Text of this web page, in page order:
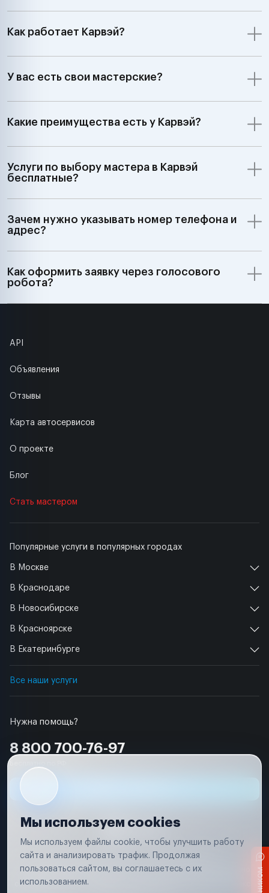
Как работает Карвэй?
У вас есть свои мастерские?
Какие преимущества есть у Карвэй?
Услуги по выбору мастера в Карвэй
бесплатные?
Зачем нужно указывать номер телефона и
адрес?
Как оформить заявку через голосового
робота?
Нужна помощь?
8 800 700-76-97
Популярные услуги в популярных городах
В Москве
В Краснодаре
В Новосибирске
В Красноярске
В Екатеринбурге
Все наши услуги
API
Объявления
Отзывы
Карта автосервисов
О проекте
Блог
Стать мастером
Условия использования
Удаление аккаунта
Вся информация, представленная на сайте, носит исключительно
соответствии с положениями статьи 437 (п. 2) Гражданского кодекса
Мы используем cookies
Мы используем файлы cookie, чтобы улучшить работу
сайта и анализировать трафик. Продолжая
пользоваться сайтом, вы соглашаетесь с их
использованием.